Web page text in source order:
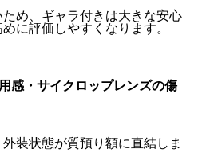
め、ギャラ付きは大きな安心
に評価しやすくなります。
感・サイクロップレンズの傷
装状態が質預り額に直結しま